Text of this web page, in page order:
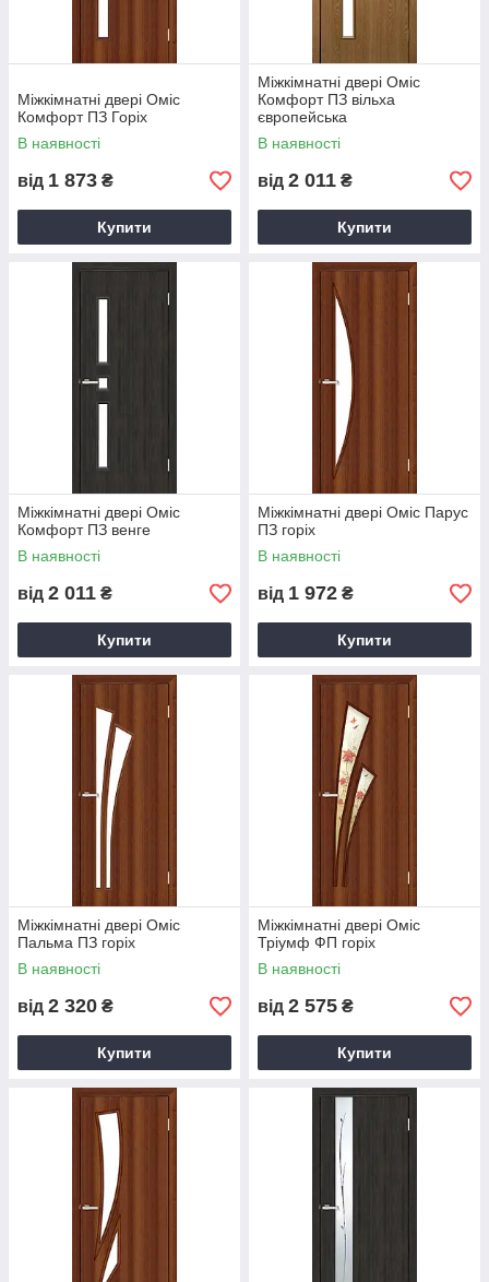
Міжкімнатні двері Оміс
Комфорт ПЗ Горіх
В наявності
від 1 873 ₴
Купити
Міжкімнатні двері Оміс
Комфорт ПЗ вільха
європейська
В наявності
від 2 011 ₴
Купити
Міжкімнатні двері Оміс
Комфорт ПЗ венге
В наявності
від 2 011 ₴
Купити
Міжкімнатні двері Оміс Парус
ПЗ горіх
В наявності
від 1 972 ₴
Купити
Міжкімнатні двері Оміс
Пальма ПЗ горіх
В наявності
від 2 320 ₴
Купити
Міжкімнатні двері Оміс
Тріумф ФП горіх
В наявності
від 2 575 ₴
Купити